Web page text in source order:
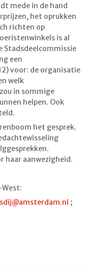
mede in de hand
het oprukken
richten op
is al
Stadsdeelcommissie
een
voor: de organisatie
welk
in sommige
helpen. Ook
het gesprek.
haar aanwezigheid.
;